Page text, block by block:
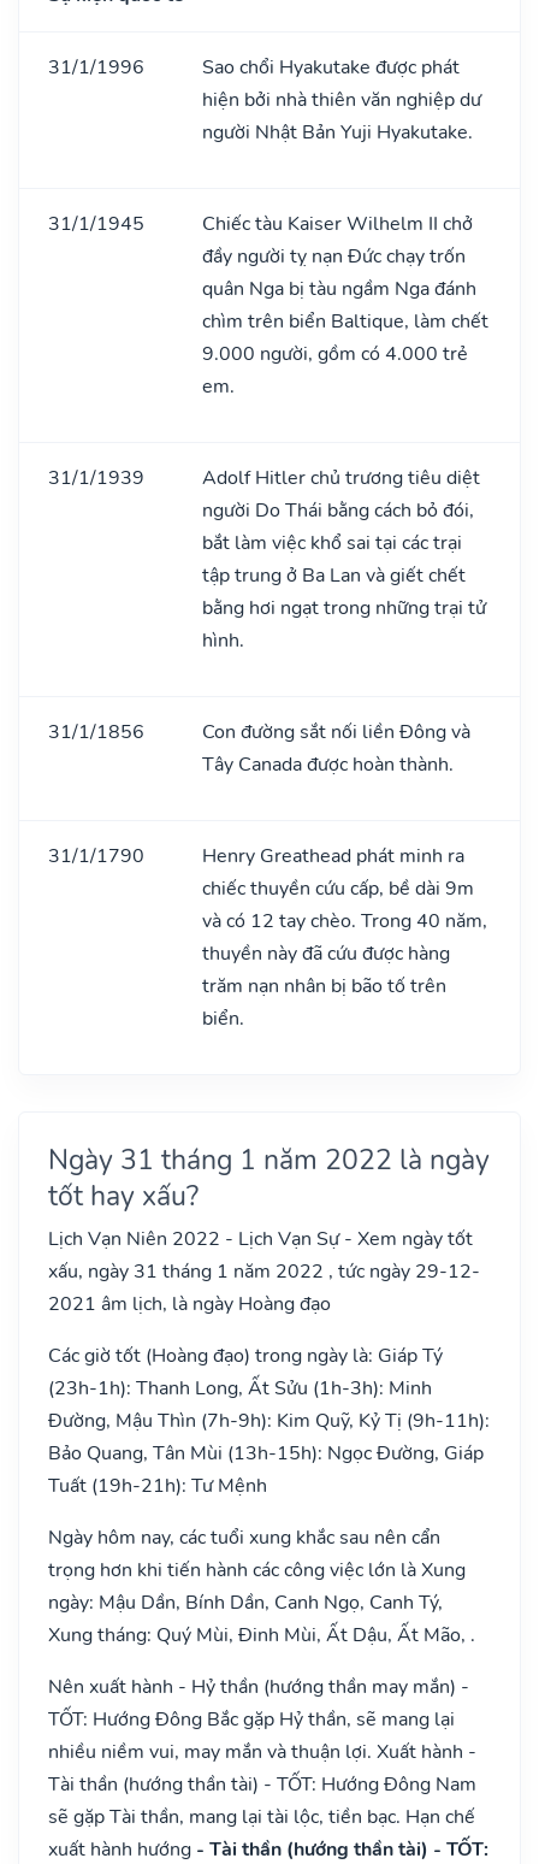
31/1/1996
Sao chổi Hyakutake được phát
hiện bởi nhà thiên văn nghiệp dư
người Nhật Bản Yuji Hyakutake.
31/1/1945
Chiếc tàu Kaiser Wilhelm II chở
đầy người tỵ nạn Đức chạy trốn
quân Nga bị tàu ngầm Nga đánh
chìm trên biển Baltique, làm chết
9.000 người, gồm có 4.000 trẻ
em.
31/1/1939
Adolf Hitler chủ trương tiêu diệt
người Do Thái bằng cách bỏ đói,
bắt làm việc khổ sai tại các trại
tập trung ở Ba Lan và giết chết
bằng hơi ngạt trong những trại tử
hình.
31/1/1856
Con đường sắt nối liền Đông và
Tây Canada được hoàn thành.
31/1/1790
Henry Greathead phát minh ra
chiếc thuyền cứu cấp, bề dài 9m
và có 12 tay chèo. Trong 40 năm,
thuyền này đã cứu được hàng
trăm nạn nhân bị bão tố trên
biển.
Ngày 31 tháng 1 năm 2022 là ngày
tốt hay xấu?
Lịch Vạn Niên 2022 - Lịch Vạn Sự - Xem ngày tốt
xấu, ngày 31 tháng 1 năm 2022 , tức ngày 29-12-
2021 âm lịch, là ngày Hoàng đạo
Các giờ tốt (Hoàng đạo) trong ngày là: Giáp Tý
(23h-1h): Thanh Long, Ất Sửu (1h-3h): Minh
Đường, Mậu Thìn (7h-9h): Kim Quỹ, Kỷ Tị (9h-11h):
Bảo Quang, Tân Mùi (13h-15h): Ngọc Đường, Giáp
Tuất (19h-21h): Tư Mệnh
Ngày hôm nay, các tuổi xung khắc sau nên cẩn
trọng hơn khi tiến hành các công việc lớn là Xung
ngày: Mậu Dần, Bính Dần, Canh Ngọ, Canh Tý,
Xung tháng: Quý Mùi, Đinh Mùi, Ất Dậu, Ất Mão, .
Nên xuất hành - Hỷ thần (hướng thần may mắn) -
TỐT: Hướng Đông Bắc gặp Hỷ thần, sẽ mang lại
nhiều niềm vui, may mắn và thuận lợi. Xuất hành -
Tài thần (hướng thần tài) - TỐT: Hướng Đông Nam
sẽ gặp Tài thần, mang lại tài lộc, tiền bạc. Hạn chế
xuất hành hướng - Tài thần (hướng thần tài) - TỐT: